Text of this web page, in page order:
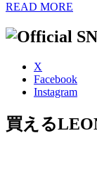
READ MORE
X
Facebook
Instagram
買える